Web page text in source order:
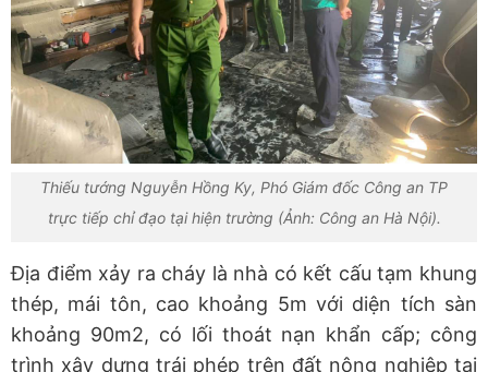
Thiếu tướng Nguyễn Hồng Ky, Phó Giám đốc Công an TP
trực tiếp chỉ đạo tại hiện trường (Ảnh: Công an Hà Nội).
Địa điểm xảy ra cháy là nhà có kết cấu tạm khung
thép, mái tôn, cao khoảng 5m với diện tích sàn
khoảng 90m2, có lối thoát nạn khẩn cấp; công
trình xây dựng trái phép trên đất nông nghiệp tại